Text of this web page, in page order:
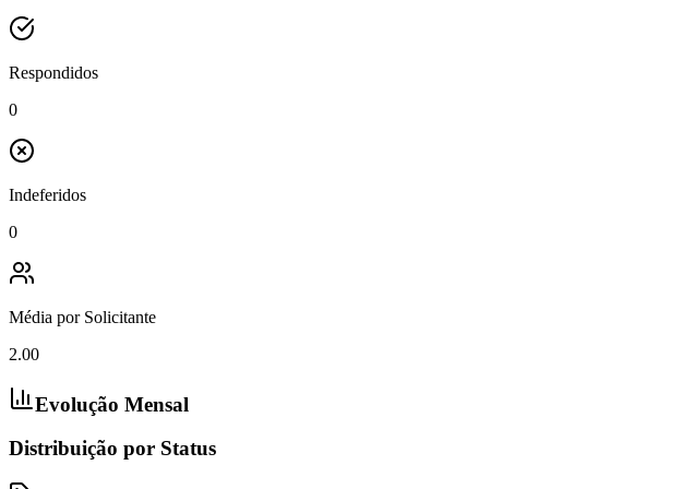
Respondidos
0
Indeferidos
0
Média por Solicitante
2.00
Evolução Mensal
Distribuição por Status